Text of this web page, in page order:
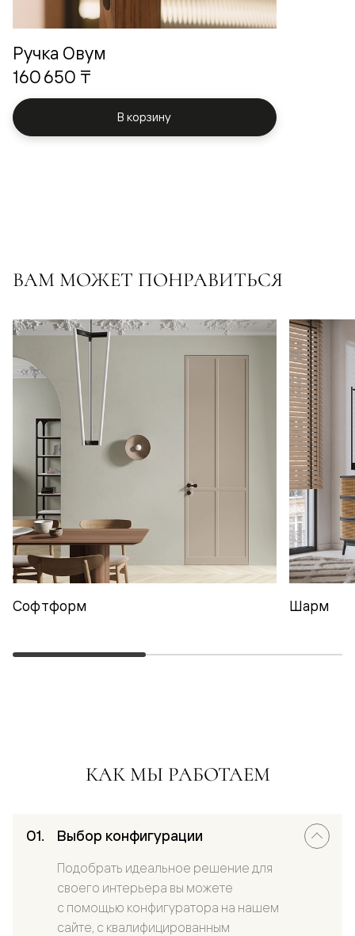
Ручка Овум
160 650 ₸
В корзину
ВАМ МОЖЕТ ПОНРАВИТЬСЯ
Софтформ Шарм
КАК МЫ РАБОТАЕМ
Выбор конфигурации
Подобрать идеальное решение для
своего интерьера вы можете
с помощью конфигуратора на нашем
сайте, с квалифицированным